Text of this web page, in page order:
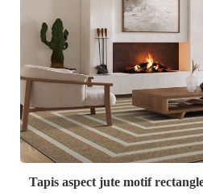
Tapis aspect jute motif